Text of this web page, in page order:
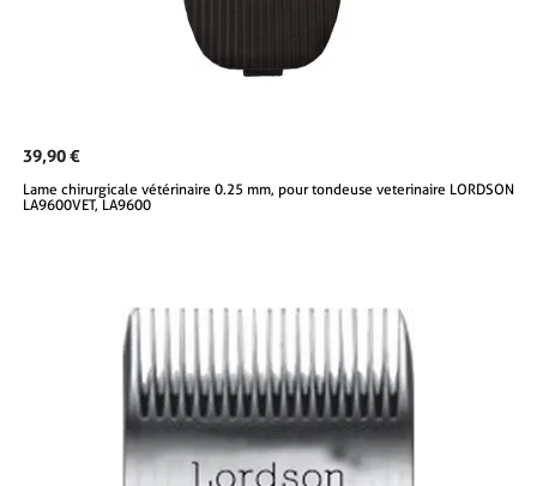
39,90 €
Lame chirurgicale vétérinaire 0.25 mm, pour tondeuse veterinaire LORDSON
LA9600VET, LA9600